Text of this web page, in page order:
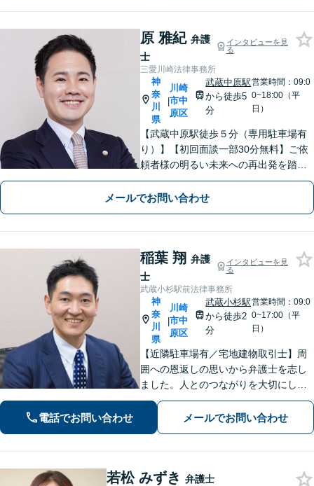
原 雅紀 弁護
士
インタビューを見
る
三愛川崎法律事務所
神
奈
川
県
|
川崎
市中
原区
武蔵中原駅
から徒歩5
分
営業時間：09:0
0~18:00（平
日）
【武蔵中原駅徒歩５分（専用駐車場有
り）】【初回面談一部30分無料】ご依
頼者様の明るい未来への再出発を踏み
出せるよう最後まで寄り添い、誠実か
つ丁寧に対応いたします。お気軽にご
メールでお問い合わせ
稲葉 翔 弁護
士
インタビューを見
る
武蔵小杉駅前法律事務所
神
奈
川
県
|
川崎
市中
原区
武蔵小杉駅
から徒歩2
分
営業時間：09:0
0~17:00（平
日）
【近隣駐車場有／宅地建物取引士】周
囲への恩返しの思いから弁護士を志し
ました。人とのつながりを大切にし、
ご相談者様に丁寧に寄り添い、可能な
限り最良の結果を追求します。皆様の
力になれるよう尽力いたしますので、
電話でお問い合わせ メールでお問い合わせ
若松 みずき 弁護士